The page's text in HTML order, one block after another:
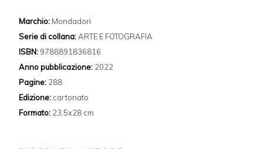
Marchio: Mondadori
Serie di collana:ARTE E FOTOGRAFIA
ISBN: 9788891836816
Anno pubblicazione: 2022
Pagine: 288
Edizione: cartonato
Formato: 23.5x28 cm